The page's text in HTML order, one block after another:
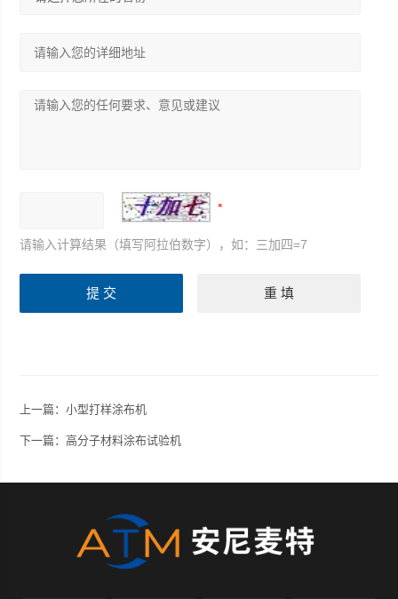
请输入计算结果（填写阿拉伯数字），如：三加四=7
上一篇：小型打样涂布机
下一篇：高分子材料涂布试验机